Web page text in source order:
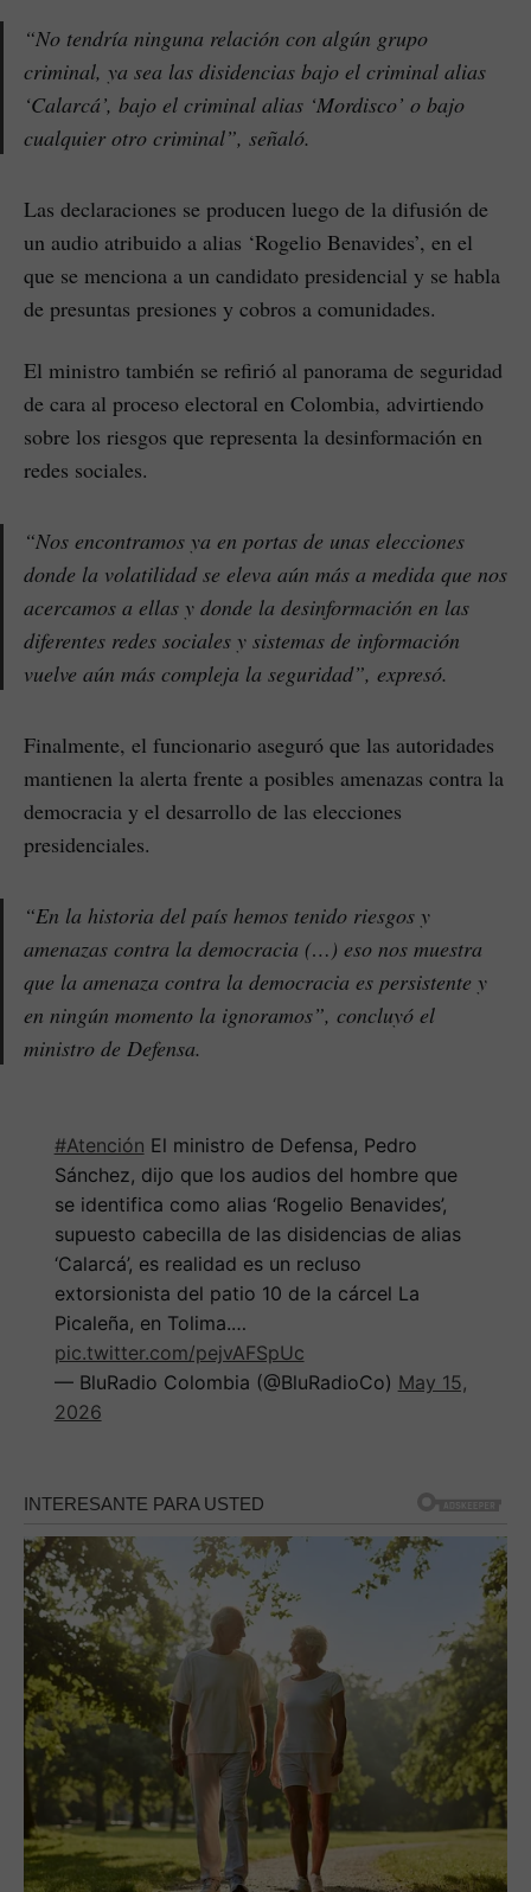
“No tendría ninguna relación con algún grupo
criminal, ya sea las disidencias bajo el criminal alias
‘Calarcá’, bajo el criminal alias ‘Mordisco’ o bajo
cualquier otro criminal”, señaló.
Las declaraciones se producen luego de la difusión de
un audio atribuido a alias ‘Rogelio Benavides’, en el
que se menciona a un candidato presidencial y se habla
de presuntas presiones y cobros a comunidades.
El ministro también se refirió al panorama de seguridad
de cara al proceso electoral en Colombia, advirtiendo
sobre los riesgos que representa la desinformación en
redes sociales.
“Nos encontramos ya en portas de unas elecciones
donde la volatilidad se eleva aún más a medida que nos
acercamos a ellas y donde la desinformación en las
diferentes redes sociales y sistemas de información
vuelve aún más compleja la seguridad”, expresó.
Finalmente, el funcionario aseguró que las autoridades
mantienen la alerta frente a posibles amenazas contra la
democracia y el desarrollo de las elecciones
presidenciales.
“En la historia del país hemos tenido riesgos y
amenazas contra la democracia (…) eso nos muestra
que la amenaza contra la democracia es persistente y
en ningún momento la ignoramos”, concluyó el
ministro de Defensa.
#Atención El ministro de Defensa, Pedro
Sánchez, dijo que los audios del hombre que
se identifica como alias ‘Rogelio Benavides’,
supuesto cabecilla de las disidencias de alias
‘Calarcá’, es realidad es un recluso
extorsionista del patio 10 de la cárcel La
Picaleña, en Tolima.…
pic.twitter.com/pejvAFSpUc
— BluRadio Colombia (@BluRadioCo) May 15,
2026